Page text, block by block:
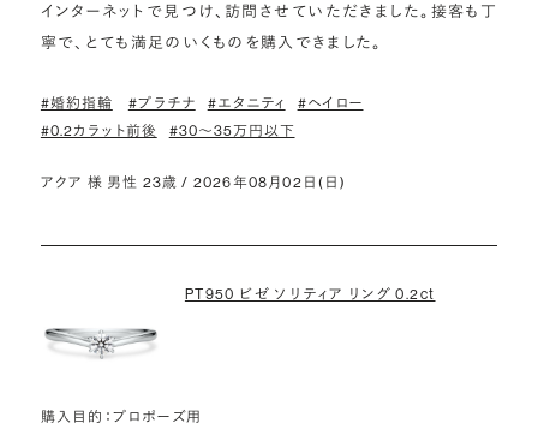
インターネットで見つけ、訪問させていただきました。接客も丁
寧で、とても満足のいくものを購入できました。
#婚約指輪 #プラチナ #エタニティ
#ヘイロー
#0.2カラット前後
#30〜35万円以下
アクア 様 男性 23歳 / 2026年08月02日(日)
PT950 ビゼ ソリティア リング 0.2ct
購入目的：プロポーズ用